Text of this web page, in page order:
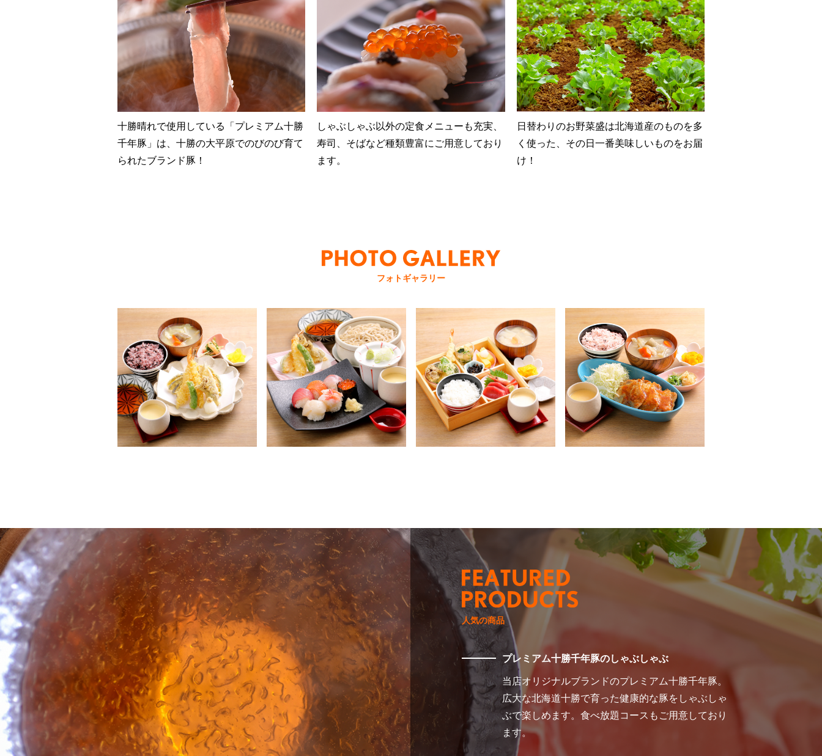
十勝晴れで使用している「プレミアム十勝
千年豚」は、十勝の大平原でのびのび育て
られたブランド豚！
しゃぶしゃぶ以外の定食メニューも充実、
寿司、そばなど種類豊富にご用意しており
ます。
日替わりのお野菜盛は北海道産のものを多
く使った、その日一番美味しいものをお届
け！
フォトギャラリー
人気の商品
プレミアム十勝千年豚のしゃぶしゃぶ
当店オリジナルブランドのプレミアム十勝千年豚。
広大な北海道十勝で育った健康的な豚をしゃぶしゃ
ぶで楽しめます。食べ放題コースもご用意しており
ます。